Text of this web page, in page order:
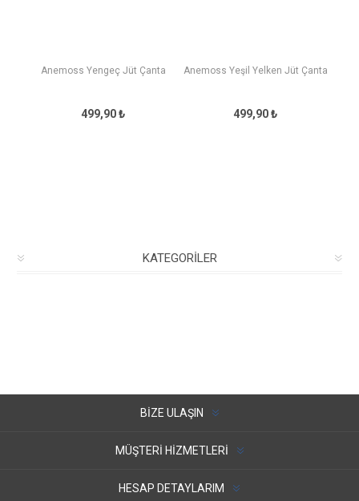
Anemoss Yengeç Jüt Çanta
499,90 ₺
Anemoss Yeşil Yelken Jüt Çanta
499,90 ₺
KATEGORILER
BIZE ULAŞIN
MÜŞTERI HIZMETLERI
HESAP DETAYLARIM